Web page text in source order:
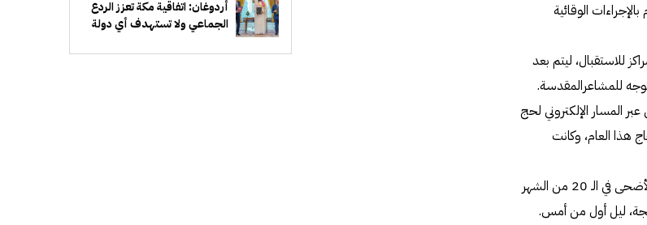
الوقائية
الحجة في أربعة مراكز للاستقبال، ليتم بعد
للمشاعرالمقدسة.
المسار الإلكتروني لحج
حجاج هذا العام، وكانت
بدورها، أعلنت المحكمة العليا أن وقفة عرفة ستكون في الـ 19 من يوليو وعيد الأضحى في الـ 20 من الشهر
ليل أول من أمس.
أردوغان: اتفاقية مكة تعزز الردع
الجماعي ولا تستهدف أي دولة